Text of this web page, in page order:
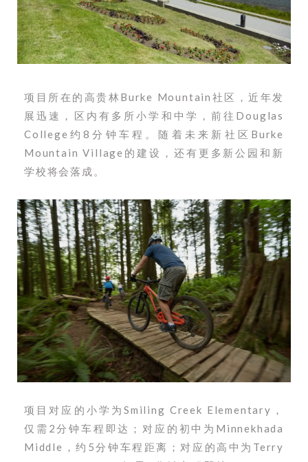
项目所在的高贵林Burke Mountain社区，近年发
展迅速，区内有多所小学和中学，前往Douglas
College约8分钟车程。随着未来新社区Burke
Mountain Village的建设，还有更多新公园和新
学校将会落成。
项目对应的小学为Smiling Creek Elementary，
仅需2分钟车程即达；对应的初中为Minnekhada
Middle，约5分钟车程距离；对应的高中为Terry